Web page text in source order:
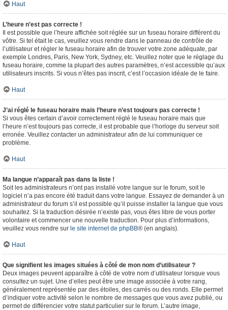
Haut
L’heure n’est pas correcte !
Il est possible que l’heure affichée soit réglée sur un fuseau horaire différent du
vôtre. Si tel était le cas, veuillez vous rendre dans le panneau de contrôle de
l’utilisateur et régler le fuseau horaire afin de trouver votre zone adéquate, par
exemple Londres, Paris, New York, Sydney, etc. Veuillez noter que le réglage du
fuseau horaire, comme la plupart des autres paramètres, n’est accessible qu’aux
utilisateurs inscrits. Si vous n’êtes pas inscrit, c’est l’occasion idéale de le faire.
Haut
J’ai réglé le fuseau horaire mais l’heure n’est toujours pas correcte !
Si vous êtes certain d’avoir correctement réglé le fuseau horaire mais que
l’heure n’est toujours pas correcte, il est probable que l’horloge du serveur soit
erronée. Veuillez contacter un administrateur afin de lui communiquer ce
problème.
Haut
Ma langue n’apparaît pas dans la liste !
Soit les administrateurs n’ont pas installé votre langue sur le forum, soit le
logiciel n’a pas encore été traduit dans votre langue. Essayez de demander à un
administrateur du forum s’il est possible qu’il puisse installer la langue que vous
souhaitez. Si la traduction désirée n’existe pas, vous êtes libre de vous porter
volontaire et commencer une nouvelle traduction. Pour plus d’informations,
veuillez vous rendre sur le site internet de phpBB® (en anglais).
Haut
Que signifient les images situées à côté de mon nom d’utilisateur ?
Deux images peuvent apparaître à côté de votre nom d’utilisateur lorsque vous
consultez un sujet. Une d’elles peut être une image associée à votre rang,
généralement représentée par des étoiles, des carrés ou des ronds. Elle permet
d’indiquer votre activité selon le nombre de messages que vous avez publié, ou
permet de différencier votre statut particulier sur le forum. L’autre image,